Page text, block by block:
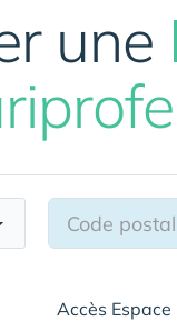
une
Accès